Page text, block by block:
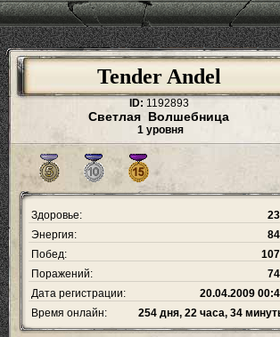
Tender Andel
ID: 1192893
Светлая Волшебница
1 уровня
Здоровье:
Энергия:
Побед:
Поражений:
Дата регистрации:
20.04.2009
Время онлайн:
254 дня, 22 часа, 34